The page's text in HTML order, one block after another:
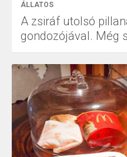
ÁLLATOS
A zsiráf utolsó
gondozójával. Még